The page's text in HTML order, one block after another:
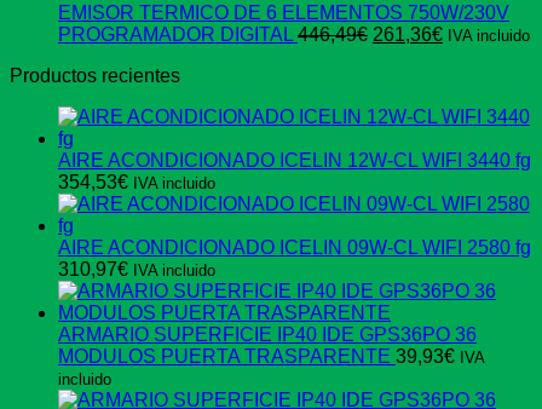
62,92€.
EMISOR TERMICO DE 6 ELEMENTOS 750W/230V
PROGRAMADOR DIGITAL 446,49€ El
446,49€.
261,36€El
261,36€.
IVA incluido
Productos recientes
AIRE ACONDICIONADO ICELIN 12W-CL WIFI 3440 fg
354,53€ IVA incluido
AIRE ACONDICIONADO ICELIN 09W-CL WIFI 2580 fg
310,97€ IVA incluido
ARMARIO SUPERFICIE IP40 IDE GPS36PO 36
MODULOS PUERTA TRASPARENTE 39,93€ IVA
incluido